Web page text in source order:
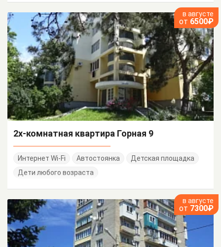
в августе
от 6500₽
2х-комнатная квартира Горная 9
Интернет Wi-Fi Автостоянка
Детская площадка
Дети любого возраста
в августе
от 7300₽